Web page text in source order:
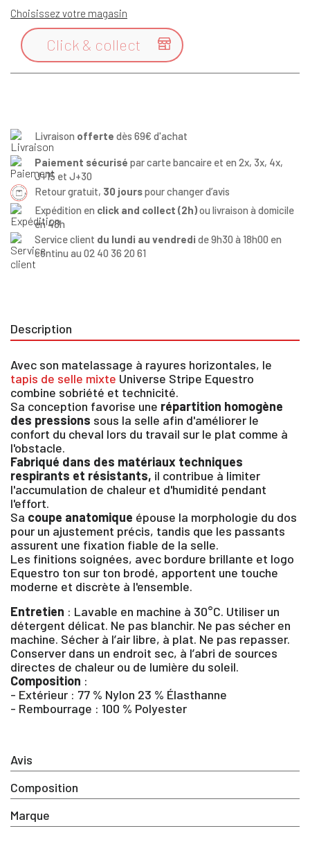
Choisissez votre magasin

Click & collect
Livraison offerte dès 69€ d'achat
Paiement sécurisé par carte bancaire et en 2x, 3x, 4x,
J+15 et J+30
Retour gratuit, 30 jourspour changer d’avis
Expédition en click and collect (2h)ou livraison à domicile
en 48h
Service client du lundi au vendredi de 9h30 à 18h00 en
continu au 02 40 36 20 61
Description
Avis
Composition
Marque
Avec son matelassage à rayures horizontales, le
tapis de selle mixte Universe Stripe Equestro
combine sobriété et technicité.
Sa conception favorise une répartition homogène
des pressions sous la selle afin d'améliorer le
confort du cheval lors du travail sur le plat comme à
l'obstacle.
Fabriqué dans des matériaux techniques
respirants et résistants, il contribue à limiter
l'accumulation de chaleur et d'humidité pendant
l'effort.
Sa coupe anatomique épouse la morphologie du dos
pour un ajustement précis, tandis que les passants
assurent une fixation fiable de la selle.
Les finitions soignées, avec bordure brillante et logo
Equestro ton sur ton brodé, apportent une touche
moderne et discrète à l'ensemble.
Entretien : Lavable en machine à 30°C. Utiliser un
détergent délicat. Ne pas blanchir. Ne pas sécher en
machine. Sécher à l’air libre, à plat. Ne pas repasser.
Conserver dans un endroit sec, à l’abri de sources
directes de chaleur ou de lumière du soleil.
Composition :
- Extérieur : 77 % Nylon 23 % Élasthanne
- Rembourrage : 100 % Polyester